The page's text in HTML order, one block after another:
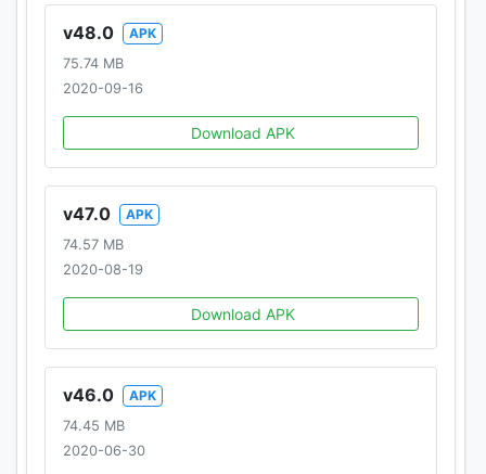
▶ 접근권한 철회 방법
- 안드로이드 6.0 이상: 설정 > 앱(또는 애플리케이션 관
리자) > 앱 선택 > 앱 권한 > 접근 권한 해제로 철회 가
- 안드로이드 6.0 미만: 접근 권한 철회가 불가능하므로
앱 삭제 시 철회 가능
※ 안드로이드 6.0 이상 버전의 스마트폰을 사용하는 경
우 접근 권한에 대해 개별적으로 선택 철회 가능합니다.
※ 안드로이드 6.0 미만 버전의 스마트폰을 사용하는 경
우 접근 권한에 대해 개별적으로 선택 철회 설정이 불가
하며, 접근권한 동의 철회는 앱 삭제를 통해 가능합니다.
따라서 스마트폰 내 소프트웨어 업데이트 기능을 이용
하여 안드로이드 6.0 이상으로 업그레이드가 가능한지
확인 후 업그레이드 하는 것을 권장 드립니다.
v48.0
APK
75.74 MB
2020-09-16
Download APK
v47.0
APK
74.57 MB
2020-08-19
Download APK
v46.0
APK
74.45 MB
2020-06-30